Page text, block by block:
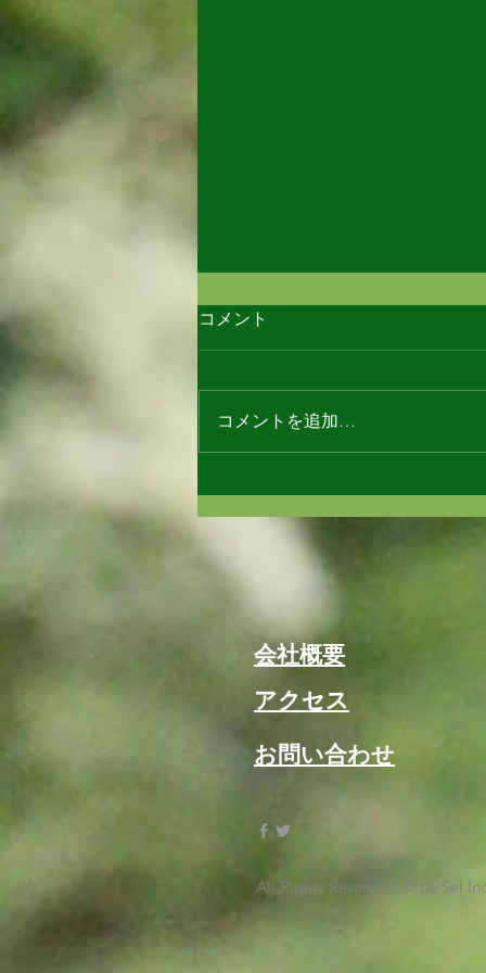
型ジオラマ見学会はお休みし
コメント
コメントを追加…
会社概要
アクセス
アクセス
​お問い合わせ
All Rights Reserved. © Le Sel